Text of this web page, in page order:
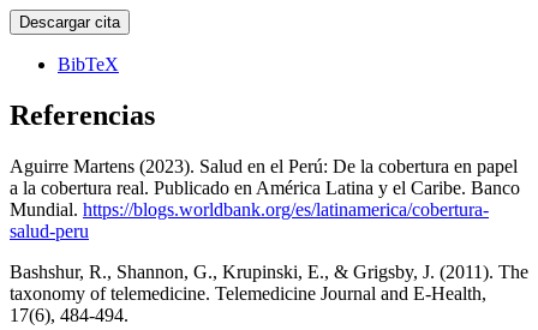
Descargar cita
BibTeX
Referencias
Aguirre Martens (2023). Salud en el Perú: De la cobertura en papel
a la cobertura real. Publicado en América Latina y el Caribe. Banco
Mundial. https://blogs.worldbank.org/es/latinamerica/cobertura-
salud-peru
Bashshur, R., Shannon, G., Krupinski, E., & Grigsby, J. (2011). The
taxonomy of telemedicine. Telemedicine Journal and E-Health,
17(6), 484-494.